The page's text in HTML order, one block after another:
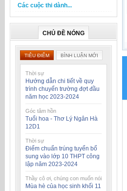
Các cuộc thi dành...
CHỦ ĐỀ NÓNG
TIÊU ĐIỂM BÌNH LUẬN MỚI
Thời sự
Hướng dẫn chi tiết về quy
trình chuyển trường đợt đầu
năm học 2023-2024
Góc tâm hồn
Tuổi hoa - Thơ Lý Ngân Hà
12D1
Thời sự
Điểm chuẩn trúng tuyển bổ
sung vào lớp 10 THPT công
lập năm 2023-2024
Thầy cô ơi, chúng con muốn nói
Mùa hè của học sinh khối 11